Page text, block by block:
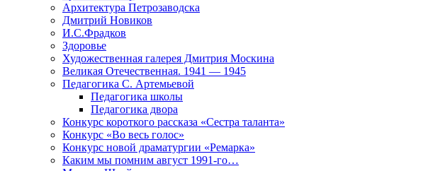
Архитектура Петрозаводска
Дмитрий Новиков
И.С.Фрадков
Здоровье
Художественная галерея Дмитрия Москина
Великая Отечественная. 1941 — 1945
Педагогика С. Артемьевой
Педагогика школы
Педагогика двора
Конкурс короткого рассказа «Сестра таланта»
Конкурс «Во весь голос»
Конкурс новой драматургии «Ремарка»
Каким мы помним август 1991-го…